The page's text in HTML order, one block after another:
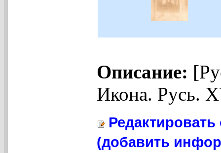
Описание:
Икона. Русь.
(добавить